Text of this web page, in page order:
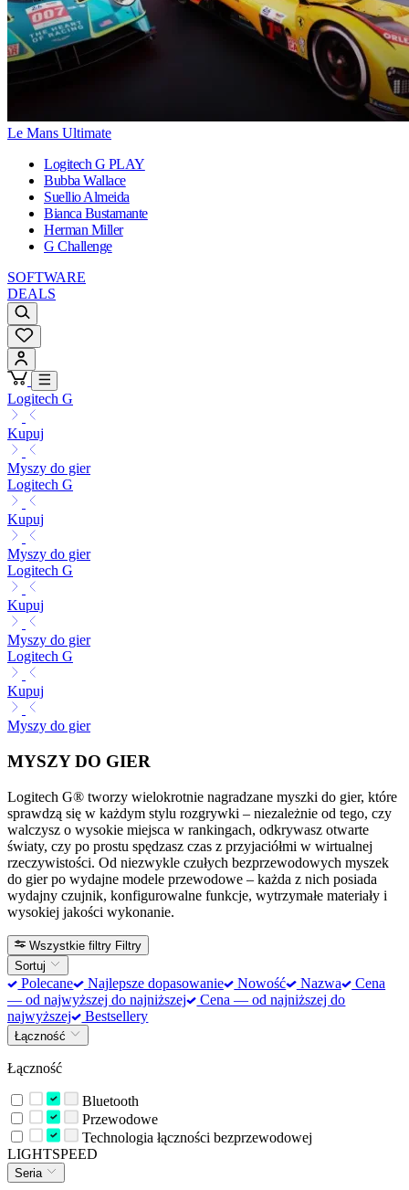
Le Mans Ultimate
Logitech G PLAY
Bubba Wallace
Suellio Almeida
Bianca Bustamante
Herman Miller
G Challenge
SOFTWARE
DEALS
Logitech G
Kupuj
Myszy do gier
Logitech G
Kupuj
Myszy do gier
Logitech G
Kupuj
Myszy do gier
Logitech G
Kupuj
Myszy do gier
MYSZY DO GIER
Logitech G® tworzy wielokrotnie nagradzane myszki do gier, które
sprawdzą się w każdym stylu rozgrywki – niezależnie od tego, czy
walczysz o wysokie miejsca w rankingach, odkrywasz otwarte
światy, czy po prostu spędzasz czas z przyjaciółmi w wirtualnej
rzeczywistości. Od niezwykle czułych bezprzewodowych myszek
do gier po wydajne modele przewodowe – każda z nich posiada
wydajny czujnik, konfigurowalne funkcje, wytrzymałe materiały i
wysokiej jakości wykonanie.
Wszystkie filtry Filtry
Sortuj
Polecane Najlepsze dopasowanie Nowość Nazwa
Cena
— od najwyższej do najniższej
Cena — od najniższej do
najwyższej
Bestsellery
Łączność
Łączność
Bluetooth
Przewodowe
Technologia łączności bezprzewodowej
LIGHTSPEED
Seria